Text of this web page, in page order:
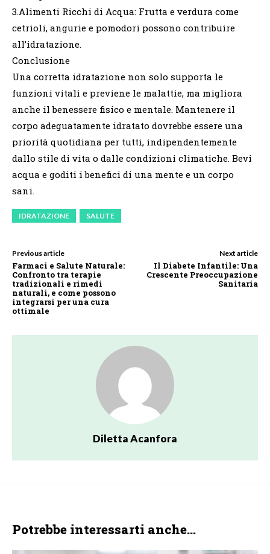
3.Alimenti Ricchi di Acqua: Frutta e verdura come
cetrioli, angurie e pomodori possono contribuire
all’idratazione.
Conclusione
Una corretta idratazione non solo supporta le
funzioni vitali e previene le malattie, ma migliora
anche il benessere fisico e mentale. Mantenere il
corpo adeguatamente idratato dovrebbe essere una
priorità quotidiana per tutti, indipendentemente
dallo stile di vita o dalle condizioni climatiche. Bevi
acqua e goditi i benefici di una mente e un corpo
sani.
IDRATAZIONE SALUTE
Previous article
Farmaci e Salute Naturale:
Confronto tra terapie
tradizionali e rimedi
naturali, e come possono
integrarsi per una cura
ottimale
Next article
Il Diabete Infantile: Una
Crescente Preoccupazione
Sanitaria
Diletta Acanfora
Potrebbe interessarti anche...